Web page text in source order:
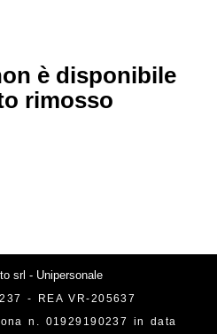
è disponibile
rimosso
srl - Unipersonale
- REA VR-205637
n. 01929190237 in data